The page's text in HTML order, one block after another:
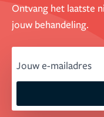
Ontvang het laatste
jouw behandeling.